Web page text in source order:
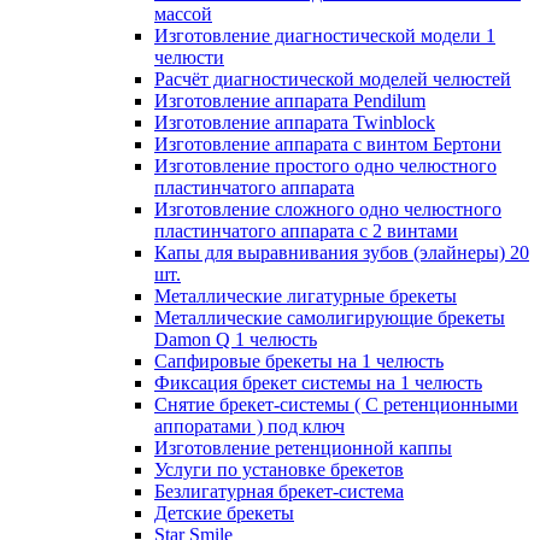
массой
Изготовление диагностической модели 1
челюсти
Расчёт диагностической моделей челюстей
Изготовление аппарата Pendilum
Изготовление аппарата Twinblock
Изготовление аппарата с винтом Бертони
Изготовление простого одно челюстного
пластинчатого аппарата
Изготовление сложного одно челюстного
пластинчатого аппарата с 2 винтами
Капы для выравнивания зубов (элайнеры) 20
шт.
Металлические лигатурные брекеты
Металлические самолигирующие брекеты
Damon Q 1 челюсть
Сапфировые брекеты на 1 челюсть
Фиксация брекет системы на 1 челюсть
Снятие брекет-системы ( С ретенционными
аппоратами ) под ключ
Изготовление ретенционной каппы
Услуги по установке брекетов
Безлигатурная брекет-система
Детские брекеты
Star Smile